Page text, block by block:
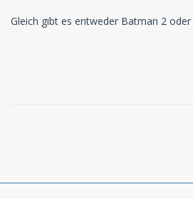
Gleich gibt es entweder Batman 2